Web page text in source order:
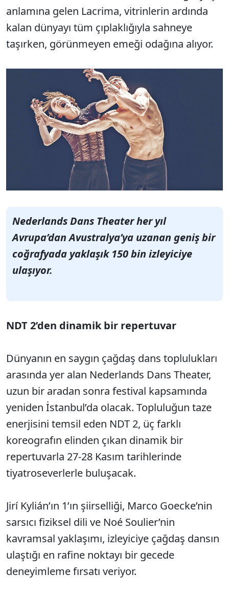
anlamına gelen Lacrima, vitrinlerin ardında
kalan dünyayı tüm çıplaklığıyla sahneye
taşırken, görünmeyen emeği odağına alıyor.
Nederlands Dans Theater her yıl
Avrupa’dan Avustralya’ya uzanan geniş bir
coğrafyada yaklaşık 150 bin izleyiciye
ulaşıyor.
NDT 2’den dinamik bir repertuvar
Dünyanın en saygın çağdaş dans toplulukları
arasında yer alan Nederlands Dans Theater,
uzun bir aradan sonra festival kapsamında
yeniden İstanbul’da olacak. Topluluğun taze
enerjisini temsil eden NDT 2, üç farklı
koreografın elinden çıkan dinamik bir
repertuvarla 27-28 Kasım tarihlerinde
tiyatroseverlerle buluşacak.
Jirí Kylián’ın 1’ın şiirselliği, Marco Goecke’nin
sarsıcı fiziksel dili ve Noé Soulier’nin
kavramsal yaklaşımı, izleyiciye çağdaş dansın
ulaştığı en rafine noktayı bir gecede
deneyimleme fırsatı veriyor.